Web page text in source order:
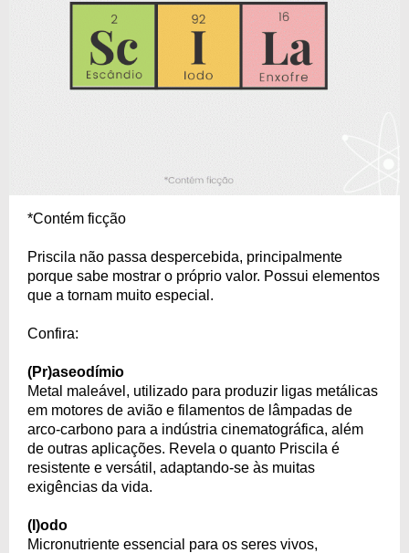
*Contém ficção
Priscila não passa despercebida, principalmente
porque sabe mostrar o próprio valor. Possui elementos
que a tornam muito especial.
Confira:
(Pr)aseodímio
Metal maleável, utilizado para produzir ligas metálicas
em motores de avião e filamentos de lâmpadas de
arco-carbono para a indústria cinematográfica, além
de outras aplicações. Revela o quanto Priscila é
resistente e versátil, adaptando-se às muitas
exigências da vida.
(I)odo
Micronutriente essencial para os seres vivos,